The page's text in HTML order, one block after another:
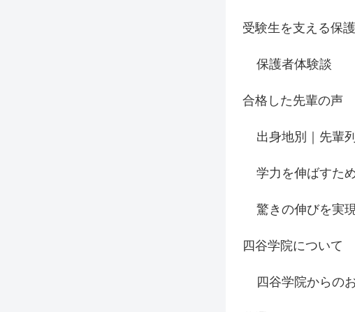
受験生を支える保
保護者体験談
合格した先輩の声
出身地別｜先輩
学力を伸ばすた
驚きの伸びを実
四谷学院について
四谷学院からの